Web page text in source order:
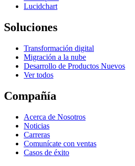
Lucidchart
Soluciones
Transformación digital
Migración a la nube
Desarrollo de Productos Nuevos
Ver todos
Compañía
Acerca de Nosotros
Noticias
Carreras
Comunícate con ventas
Casos de éxito